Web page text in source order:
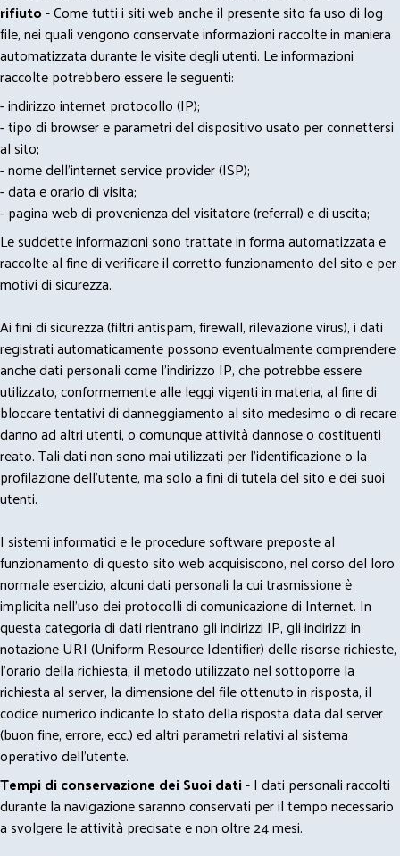
rifiuto -Come tutti i siti web anche il presente sito fa uso di log
file, nei quali vengono conservate informazioni raccolte in maniera
automatizzata durante le visite degli utenti. Le informazioni
raccolte potrebbero essere le seguenti:
- indirizzo internet protocollo (IP);
- tipo di browser e parametri del dispositivo usato per connettersi
al sito;
- nome dell'internet service provider (ISP);
- data e orario di visita;
- pagina web di provenienza del visitatore (referral) e di uscita;
Le suddette informazioni sono trattate in forma automatizzata e
raccolte al fine di verificare il corretto funzionamento del sito e per
motivi di sicurezza.
Ai fini di sicurezza (filtri antispam, firewall, rilevazione virus), i dati
registrati automaticamente possono eventualmente comprendere
anche dati personali come l'indirizzo IP, che potrebbe essere
utilizzato, conformemente alle leggi vigenti in materia, al fine di
bloccare tentativi di danneggiamento al sito medesimo o di recare
danno ad altri utenti, o comunque attività dannose o costituenti
reato. Tali dati non sono mai utilizzati per l'identificazione o la
profilazione dell'utente, ma solo a fini di tutela del sito e dei suoi
utenti.
I sistemi informatici e le procedure software preposte al
funzionamento di questo sito web acquisiscono, nel corso del loro
normale esercizio, alcuni dati personali la cui trasmissione è
implicita nell'uso dei protocolli di comunicazione di Internet. In
questa categoria di dati rientrano gli indirizzi IP, gli indirizzi in
notazione URI (Uniform Resource Identifier) delle risorse richieste,
l'orario della richiesta, il metodo utilizzato nel sottoporre la
richiesta al server, la dimensione del file ottenuto in risposta, il
codice numerico indicante lo stato della risposta data dal server
(buon fine, errore, ecc.) ed altri parametri relativi al sistema
operativo dell'utente.
Tempi di conservazione dei Suoi dati -I dati personali raccolti
durante la navigazione saranno conservati per il tempo necessario
a svolgere le attività precisate e non oltre 24 mesi.